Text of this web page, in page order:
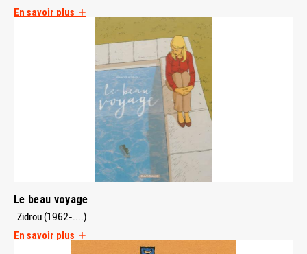
En savoir plus
Le beau voyage
Zidrou (1962-....)
En savoir plus